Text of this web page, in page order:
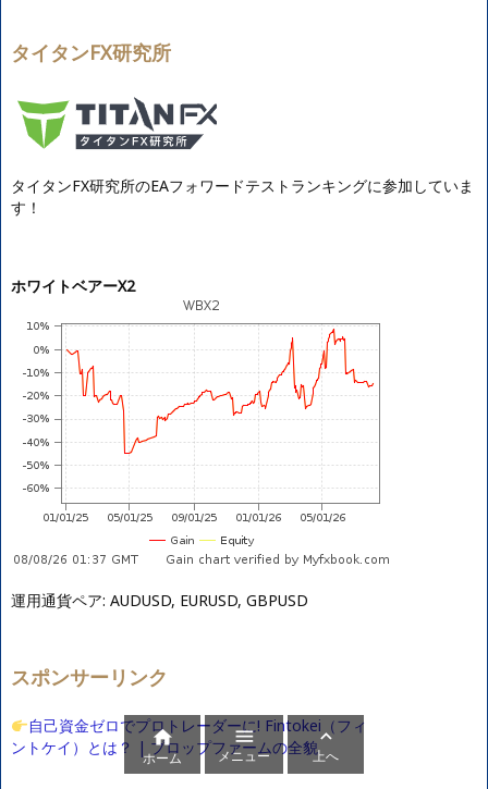
タイタンFX研究所
タイタンFX研究所のEAフォワードテストランキングに参加していま
す！
ホワイトベアーX2
運用通貨ペア: AUDUSD, EURUSD, GBPUSD
スポンサーリンク
自己資金ゼロでプロトレーダーに! Fintokei（フィ
ントケイ）とは？ | プロップファームの全貌

ホーム

メニュー

上へ